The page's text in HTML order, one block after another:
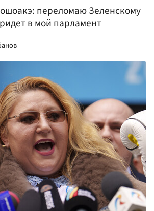
переломаю Зеленскому
в мой парламент